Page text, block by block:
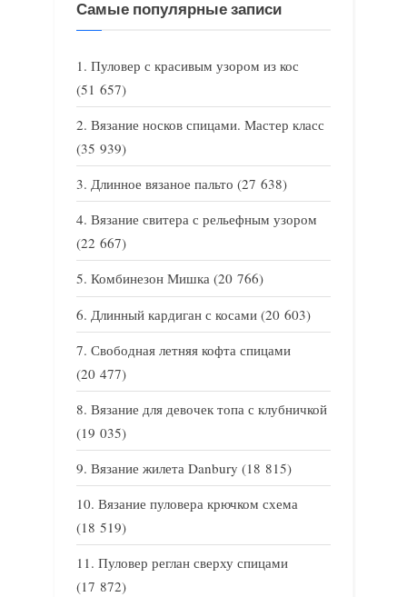
Самые популярные записи
Пуловер с красивым узором из кос
(51 657)
Вязание носков спицами. Мастер класс
(35 939)
Длинное вязаное пальто (27 638)
Вязание свитера с рельефным узором
(22 667)
Комбинезон Мишка (20 766)
Длинный кардиган с косами (20 603)
Свободная летняя кофта спицами
(20 477)
Вязание для девочек топа с клубничкой
(19 035)
Вязание жилета Danbury (18 815)
Вязание пуловера крючком схема
(18 519)
Пуловер реглан сверху спицами
(17 872)